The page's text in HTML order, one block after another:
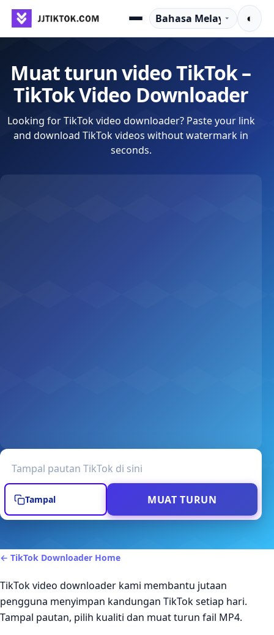
Langkau ke kandungan
MenuBahasa ◐
Muat turun video TikTok –
TikTok Video Downloader
Looking for TikTok video downloader? Paste your link
and download TikTok videos without watermark in
seconds.
Tampal MUAT TURUN
← TikTok Downloader Home
TikTok video downloader kami membantu jutaan
pengguna menyimpan kandungan TikTok setiap hari.
Tampal pautan, pilih kualiti dan muat turun fail MP4.